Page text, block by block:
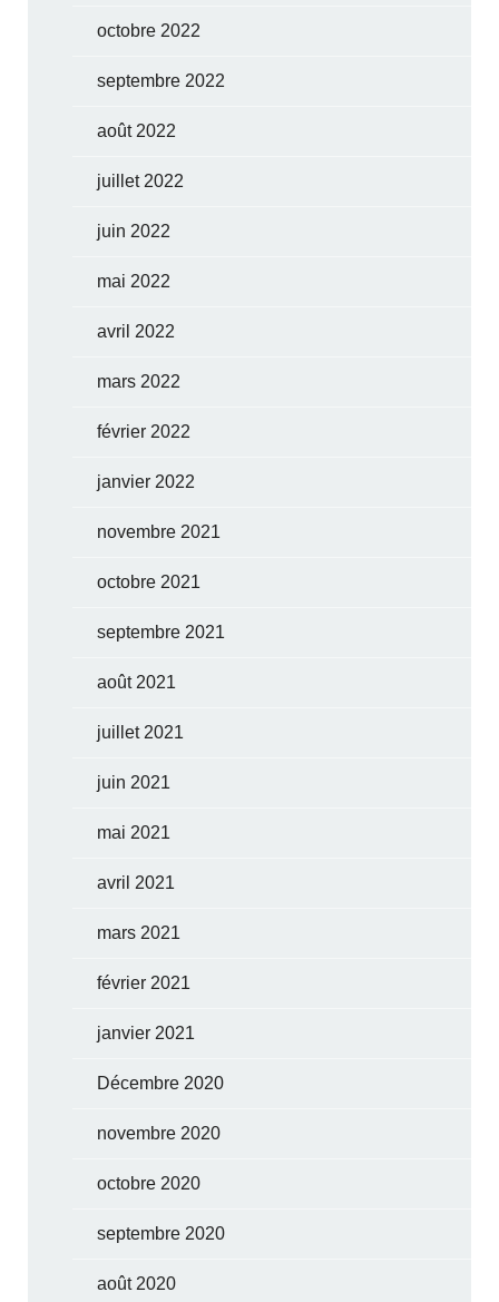
octobre 2022
septembre 2022
août 2022
juillet 2022
juin 2022
mai 2022
avril 2022
mars 2022
février 2022
janvier 2022
novembre 2021
octobre 2021
septembre 2021
août 2021
juillet 2021
juin 2021
mai 2021
avril 2021
mars 2021
février 2021
janvier 2021
Décembre 2020
novembre 2020
octobre 2020
septembre 2020
août 2020